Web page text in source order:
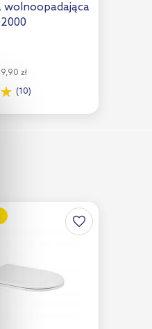
wolnoopadająca
zł
(10)